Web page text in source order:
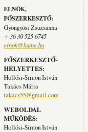
ELNÖK,
FŐSZERKESZTŐ:
Gyöngyösi Zsuzsanna
+ 36 30 525 6745
elnok@kame.hu
FŐSZERKESZTŐ-
HELYETTES:
Hollósi-Simon István
Takács Mária
takacs55@gmail.com
WEBOLDAL
MŰKÖDÉS:
Hollósi-Simon István